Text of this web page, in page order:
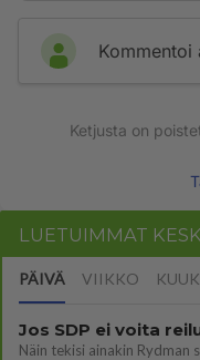
Kommentoi
Ketjusta on
LUETUIMMAT
PÄIVÄ VIIKKO